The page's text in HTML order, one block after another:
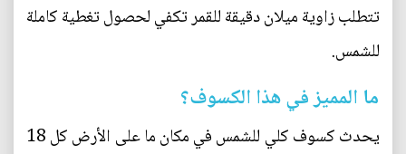
تتطلب زاوية ميلان دقيقة للقمر تكفي لحصول تغطية كاملة
للشمس.
ما المميز في هذا الكسوف؟
يحدث كسوف كلي للشمس في مكان ما على الأرض كل 18